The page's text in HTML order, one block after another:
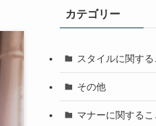
カテゴリー
スタイルに関する
その他
マナーに関するこ